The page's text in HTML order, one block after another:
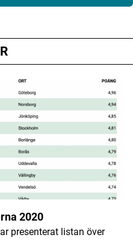
publiceras.
2020
presenterat listan över